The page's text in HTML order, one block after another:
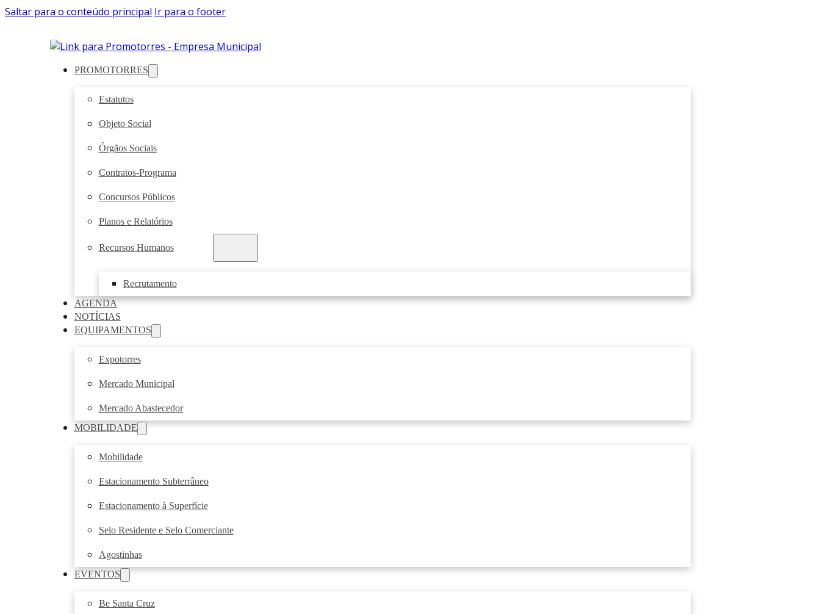
Saltar para o conteúdo principal Ir para o footer
PROMOTORRES
Estatutos
Objeto Social
Órgãos Sociais
Contratos-Programa
Concursos Públicos
Planos e Relatórios
Recursos Humanos
Recrutamento
AGENDA
NOTÍCIAS
EQUIPAMENTOS
Expotorres
Mercado Municipal
Mercado Abastecedor
MOBILIDADE
Mobilidade
Estacionamento Subterrâneo
Estacionamento à Superfície
Selo Residente e Selo Comerciante
Agostinhas
EVENTOS
Be Santa Cruz